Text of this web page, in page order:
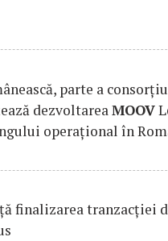
parte a
dezvoltareaMOOV
operațional în
finalizarea tranzacției